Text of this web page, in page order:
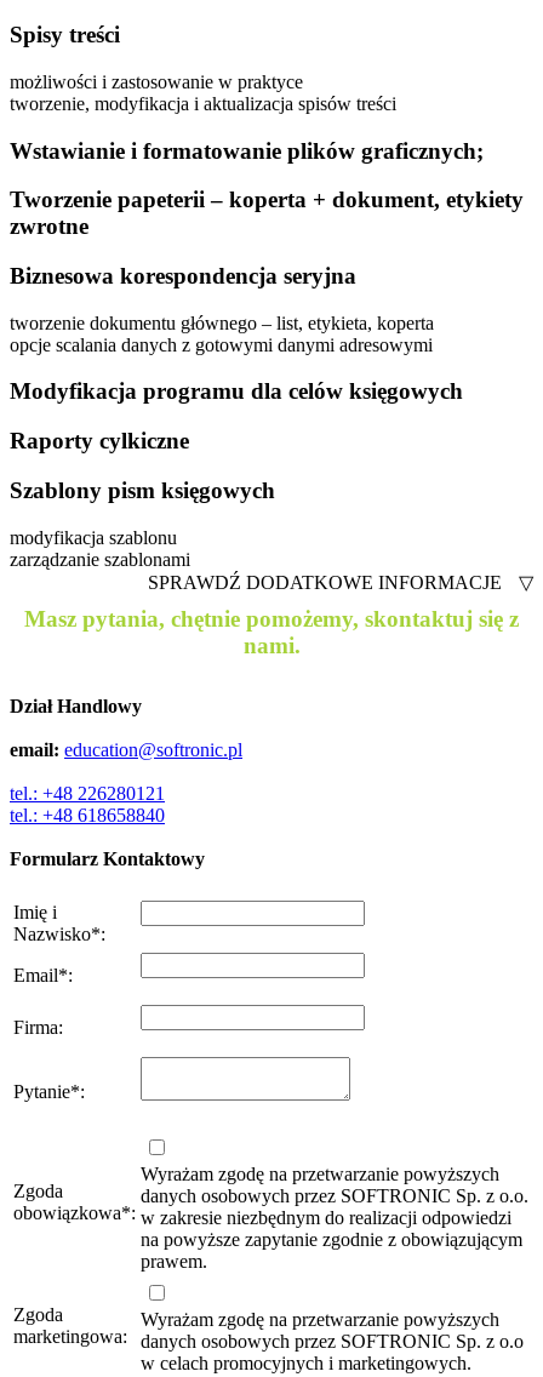
Spisy treści
możliwości i zastosowanie w praktyce
tworzenie, modyfikacja i aktualizacja spisów treści
Wstawianie i formatowanie plików graficznych;
Tworzenie papeterii – koperta + dokument, etykiety
zwrotne
Biznesowa korespondencja seryjna
tworzenie dokumentu głównego – list, etykieta, koperta
opcje scalania danych z gotowymi danymi adresowymi
Modyfikacja programu dla celów księgowych
Raporty cylkiczne
Szablony pism księgowych
modyfikacja szablonu
zarządzanie szablonami
SPRAWDŹ DODATKOWE INFORMACJE
▽
Masz pytania, chętnie pomożemy, skontaktuj się z
nami.
Dział Handlowy
email: education@softronic.pl
tel.: +48 226280121
tel.: +48 618658840
Formularz Kontaktowy
Imię i
Nazwisko*:
Email*:
Firma:
Pytanie*:
Zgoda
obowiązkowa*:
Wyrażam zgodę na przetwarzanie powyższych
danych osobowych przez SOFTRONIC Sp. z o.o.
w zakresie niezbędnym do realizacji odpowiedzi
na powyższe zapytanie zgodnie z obowiązującym
prawem.
Zgoda
marketingowa:
Wyrażam zgodę na przetwarzanie powyższych
danych osobowych przez SOFTRONIC Sp. z o.o
w celach promocyjnych i marketingowych.